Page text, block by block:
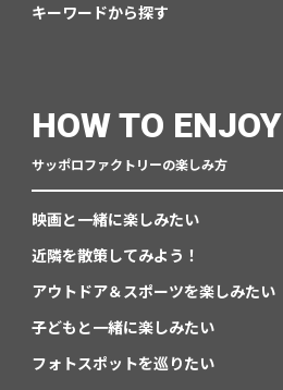
キーワードから探す
HOW TO ENJOY
サッポロファクトリーの楽しみ方
映画と一緒に楽しみたい
近隣を散策してみよう！
アウトドア＆スポーツを楽しみたい
子どもと一緒に楽しみたい
フォトスポットを巡りたい